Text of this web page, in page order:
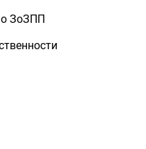
ЗоЗПП